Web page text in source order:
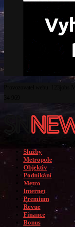
Služby
Metropole
Objektiv
Podnikání
Metro
Internet
Premium
Revue
Finance
Bonus